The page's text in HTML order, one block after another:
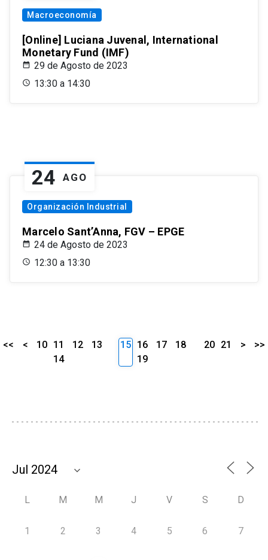
Macroeconomía
[Online] Luciana Juvenal, International
Monetary Fund (IMF)
29 de Agosto de 2023
13:30 a 14:30
24 AGO
Organización Industrial
Marcelo Sant’Anna, FGV – EPGE
24 de Agosto de 2023
12:30 a 13:30
<< < 10 11 12
13
14
15 16 17
18
19
20 21 > >>
L M M J V S D
1 2 3 4 5 6 7